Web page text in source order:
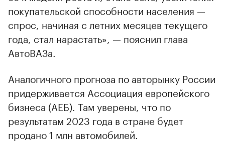
покупательской способности населения —
спрос, начиная с летних месяцев текущего
года, стал нарастать», — пояснил глава
АвтоВАЗа.
Аналогичного прогноза по авторынку России
придерживается Ассоциация европейского
бизнеса (АЕБ). Там уверены, что по
результатам 2023 года в стране будет
продано 1 млн автомобилей.